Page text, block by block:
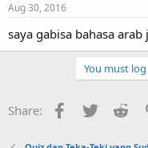
Aug 30, 2016
saya gabisa bahasa
You must
Share: Facebook
Twitter